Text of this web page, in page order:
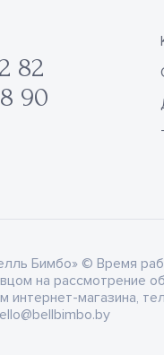
82
90
Бимбо» © Время
на рассмотрение
интернет-магазина,